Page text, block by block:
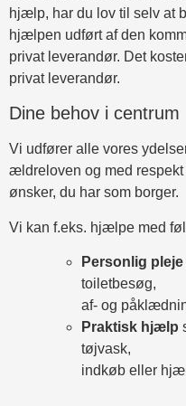
hjælp, har du lov til selv at
hjælpen udført af den
privat leverandør. Det
privat leverandør.
Dine behov i centrum
Vi udfører alle vores
ældreloven og med
ønsker, du har som borger.
Vi kan f.eks. hjælpe med
Personlig pleje
toiletbesøg,
af- og
Praktisk hjælp
tøjvask,
indkøb eller